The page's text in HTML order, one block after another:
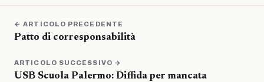
← ARTICOLO PRECEDENTE
Patto di corresponsabilità
ARTICOLO SUCCESSIVO →
USB Scuola Palermo: Diffida per mancata